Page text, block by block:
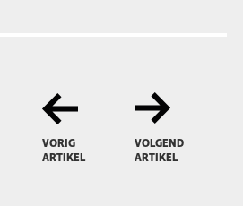
VORIG
ARTIKEL
VOLGEND
ARTIKEL